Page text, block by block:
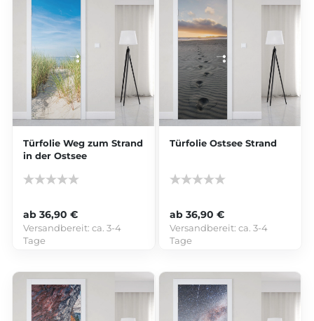
Türfolie Weg zum Strand
in der Ostsee
ab 36,90 €
Versandbereit:ca. 3-4
Tage
Türfolie Ostsee Strand
ab 36,90 €
Versandbereit:ca. 3-4
Tage